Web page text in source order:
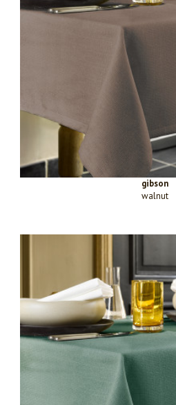
gibson
walnut